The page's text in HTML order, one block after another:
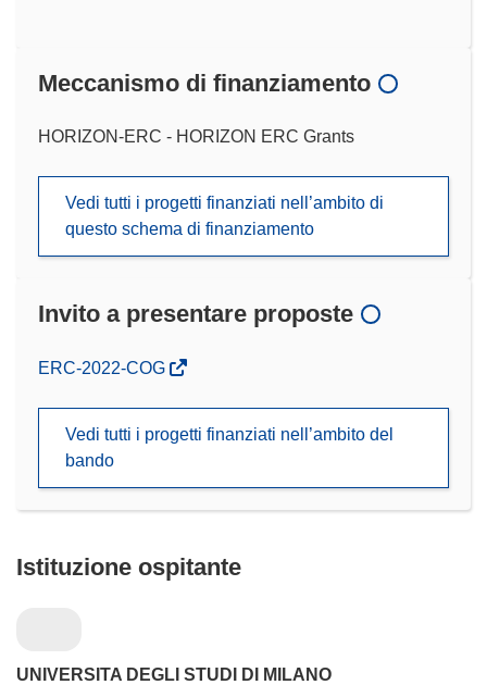
Meccanismo di finanziamento
HORIZON-ERC - HORIZON ERC Grants
Vedi tutti i progetti finanziati nell’ambito di
questo schema di finanziamento
Invito a presentare proposte
(si
nuova
ERC-2022-COG
Vedi tutti i progetti finanziati nell’ambito del
bando
Istituzione ospitante
UNIVERSITA DEGLI STUDI DI MILANO